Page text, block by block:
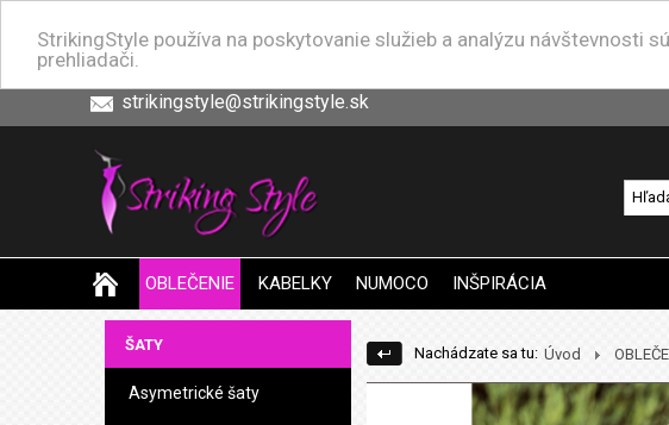
StrikingStyle používa na poskytovanie služieb a analýzu návštevnosti
prehliadači.
strikingstyle@strikingstyle.sk
OBLEČENIE KABELKY NUMOCO INŠPIRÁCIA
ŠATY
Asymetrické šaty
Nachádzate sa tu: Úvod